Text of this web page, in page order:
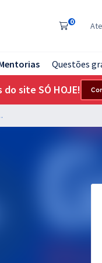
0
Questões
site SÓ HOJE!
(Pós-Edital)